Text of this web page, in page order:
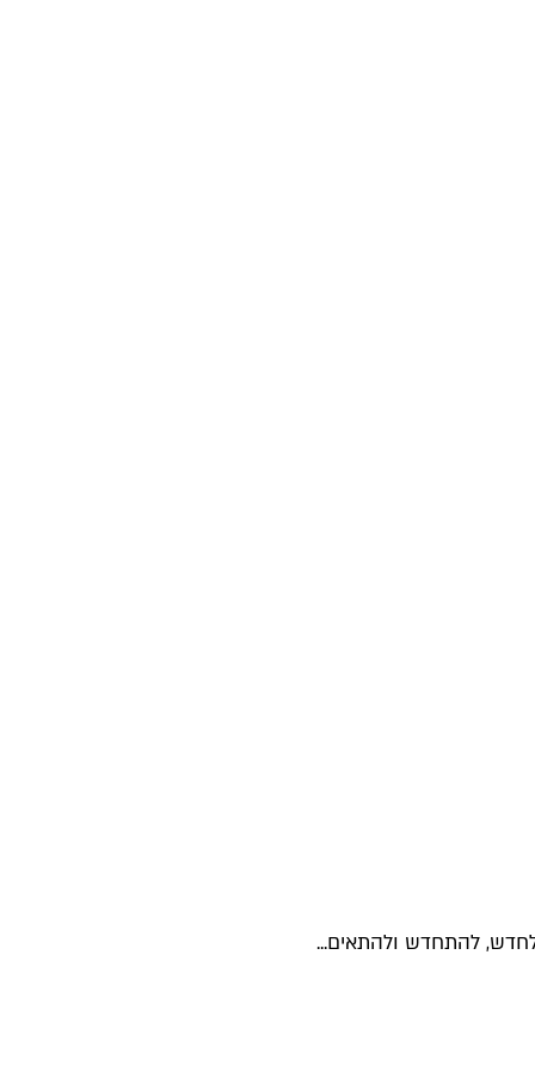
להתחדש ולהתאים...